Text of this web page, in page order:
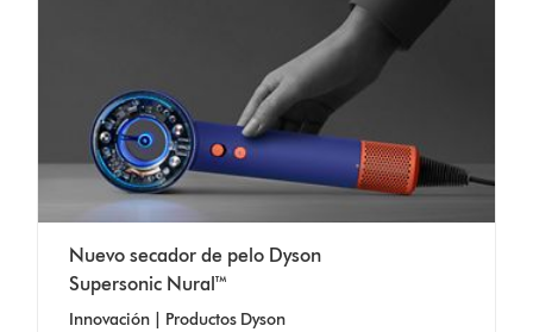
Nuevo secador de pelo Dyson
Supersonic Nural™
Innovación | Productos Dyson